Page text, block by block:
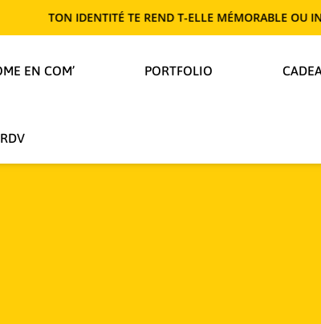
IDENTITÉ TE REND T-ELLE MÉMORABLE OU
EN COM’ PORTFOLIO